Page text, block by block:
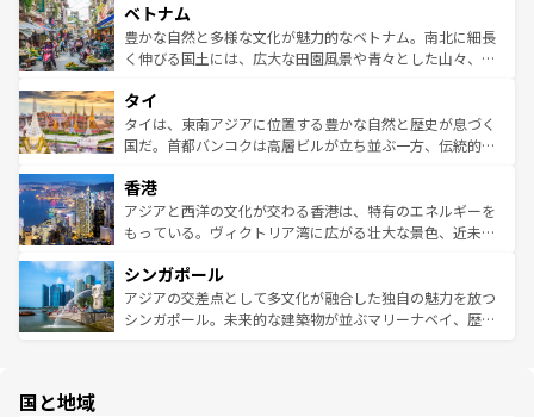
参照してほしい。
容にもいいと評判のスイーツなど、バラエティ豊かな料理
が味わえる。 なお、新着の台湾情報は コンテンツ一覧を参
照してほしい。
き、地方に足を延ばせば四季折々の自然美を楽しむことが
できる。そして、キムチや焼肉、絶品のストリートフード
まで、さまざまな韓国料理が待っている。夜には、韓国な
リティに包まれながら、韓国の多彩な魅力を心ゆくまで味
わってみてほしい。 なお、新着の韓国情報はコンテンツ一
覧を参照してほしい。
ベトナム
豊かな自然と多様な文化が魅力的なベトナム。南北に細長
く伸びる国土には、広大な田園風景や青々とした山々、世
急速な発展と共に伝統が息づく。ハノイの古い町並みやホ
ーチミン市のフランス統治時代の建物も、独特の雰囲気を
醸し出している。また、バラエティの豊かさとおいしさで
とつ。フォーやバインミー、ベトナムコーヒーなどは、ぜ
ひ現地で味わいたい。どの地域を訪れてもあたたかい人々
が旅行者を迎えてくれるので、きっと忘れられない旅にな
参照してほしい。
タイ
タイは、東南アジアに位置する豊かな自然と歴史が息づく
国だ。首都バンコクは高層ビルが立ち並ぶ一方、伝統的な
の活気が交差している。北部ではチェンマイなどの山岳地
帯で自然と触れ合い、南部ではプーケットやクラビの美し
いビーチでリゾート気分を楽しむことができる。タイ料理
激する。気候は一年中温暖で、どの季節にも異なる楽しみ
が待っている。親しみやすいタイの人々、仏教を中心とし
た文化、そして多様な観光資源が、訪れる旅人を魅了し続
香港
アジアと西洋の文化が交わる香港は、特有のエネルギーを
もっている。ヴィクトリア湾に広がる壮大な景色、近未来
み、どこを訪れても感動するはず。観光スポットが密集し
ており、効率よく見どころを回れるのも魅力。息をのむよ
うな絶景から文化的な体験まで、香港を存分に楽しみ尽く
シンガポール
アジアの交差点として多文化が融合した独自の魅力を放つ
シンガポール。未来的な建築物が並ぶマリーナベイ、歴史
国と地域